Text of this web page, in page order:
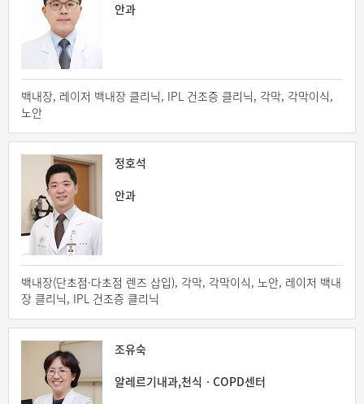
안과
백내장, 레이저 백내장 클리닉, IPL 건조증 클리닉, 각막, 각막이식,
노안
정호석
안과
백내장(단초점·다초점 렌즈 삽입), 각막, 각막이식, 노안, 레이저 백내
장 클리닉, IPL 건조증 클리닉
조유숙
알레르기내과,천식ㆍCOPD센터